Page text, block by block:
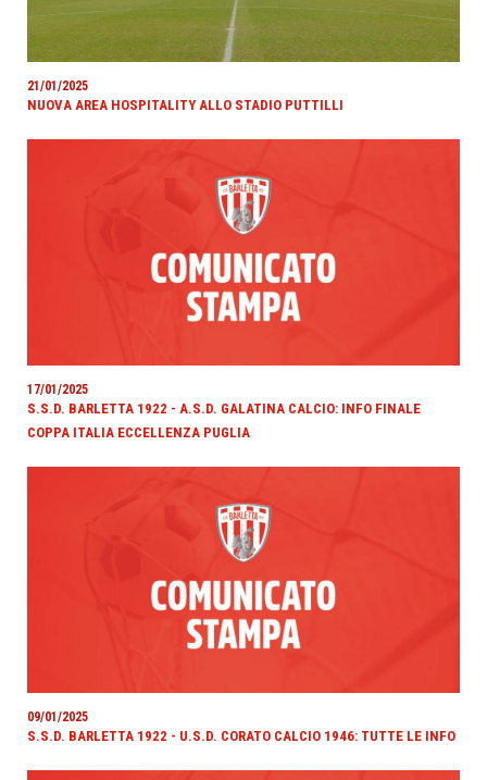
21/01/2025
NUOVA AREA HOSPITALITY ALLO STADIO PUTTILLI
17/01/2025
S.S.D. BARLETTA 1922 - A.S.D. GALATINA CALCIO: INFO FINALE
COPPA ITALIA ECCELLENZA PUGLIA
09/01/2025
S.S.D. BARLETTA 1922 - U.S.D. CORATO CALCIO 1946: TUTTE LE INFO